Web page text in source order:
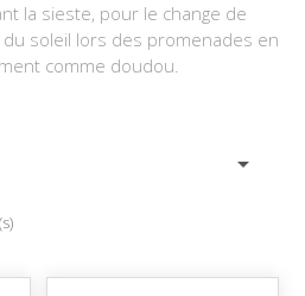
la sieste, pour le change de
soleil lors des promenades en
comme doudou.
